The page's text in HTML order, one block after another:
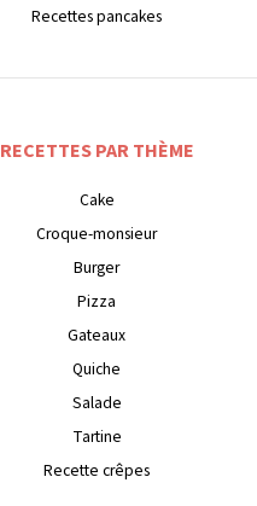
Recettes pancakes
RECETTES PAR THÈME
Cake
Croque-monsieur
Burger
Pizza
Gateaux
Quiche
Salade
Tartine
Recette crêpes